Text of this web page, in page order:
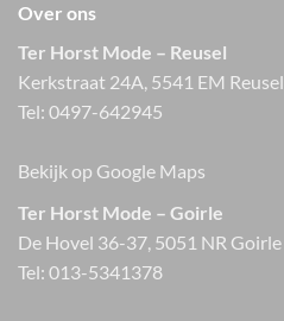
Over ons
Ter Horst Mode – Reusel
Kerkstraat 24A, 5541 EM Reusel
Tel: 0497-642945
Bekijk op Google Maps
Ter Horst Mode – Goirle
De Hovel 36-37, 5051 NR Goirle
Tel: 013-5341378